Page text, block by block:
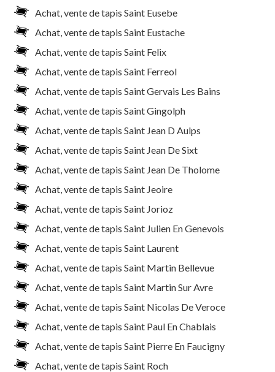
Achat, vente de tapis Saint Eusebe
Achat, vente de tapis Saint Eustache
Achat, vente de tapis Saint Felix
Achat, vente de tapis Saint Ferreol
Achat, vente de tapis Saint Gervais Les Bains
Achat, vente de tapis Saint Gingolph
Achat, vente de tapis Saint Jean D Aulps
Achat, vente de tapis Saint Jean De Sixt
Achat, vente de tapis Saint Jean De Tholome
Achat, vente de tapis Saint Jeoire
Achat, vente de tapis Saint Jorioz
Achat, vente de tapis Saint Julien En Genevois
Achat, vente de tapis Saint Laurent
Achat, vente de tapis Saint Martin Bellevue
Achat, vente de tapis Saint Martin Sur Avre
Achat, vente de tapis Saint Nicolas De Veroce
Achat, vente de tapis Saint Paul En Chablais
Achat, vente de tapis Saint Pierre En Faucigny
Achat, vente de tapis Saint Roch